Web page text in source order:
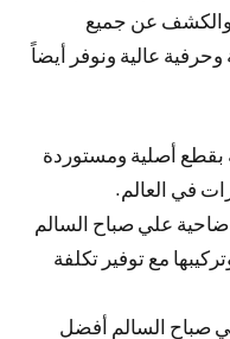
والكشف عن جميع
عالية ونوفر أيضاً
بقطع أصلية ومستوردة
في العالم.
علي صباح السالم
مع توفير تكلفة
صباح السالم أفضل